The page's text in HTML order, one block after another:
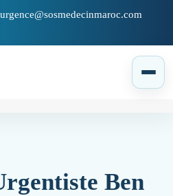
urgence@sosmedecinmaroc.com
Ben